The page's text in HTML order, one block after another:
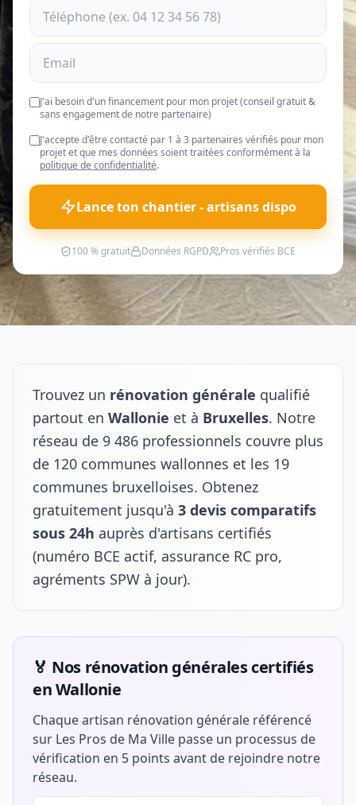
J'ai besoin d'un financement pour mon projet (conseil gratuit &
sans engagement de notre partenaire)
J'accepte d'être contacté par 1 à 3 partenaires vérifiés pour mon
projet et que mes données soient traitées conformément à la
politique de confidentialité.
Lance ton chantier - artisans dispo
100 % gratuit Données RGPD Pros vérifiés BCE
Trouvez un rénovation générale qualifié
partout en Wallonie et à Bruxelles. Notre
réseau de 9 486 professionnels couvre plus
de 120 communes wallonnes et les 19
communes bruxelloises. Obtenez
gratuitement jusqu'à 3 devis comparatifs
sous 24h auprès d'artisans certifiés
(numéro BCE actif, assurance RC pro,
agréments SPW à jour).
🏅 Nos rénovation générales certifiés
en Wallonie
Chaque artisan rénovation générale référencé
sur Les Pros de Ma Ville passe un processus de
vérification en 5 points avant de rejoindre notre
réseau.